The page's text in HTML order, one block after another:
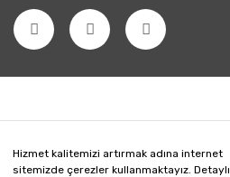
Hizmet kalitemizi artırmak adına internet
sitemizde çerezler kullanmaktayız. Detaylı